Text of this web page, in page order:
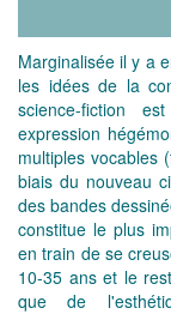
Marginalisée il y a
les idées de la
science-fiction
expression
multiples vocables
biais du nouveau
des bandes
constitue le plus
en train de se
10-35 ans et le
que de